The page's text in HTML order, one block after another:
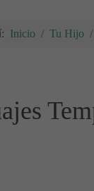
Inicio Tu Hijo